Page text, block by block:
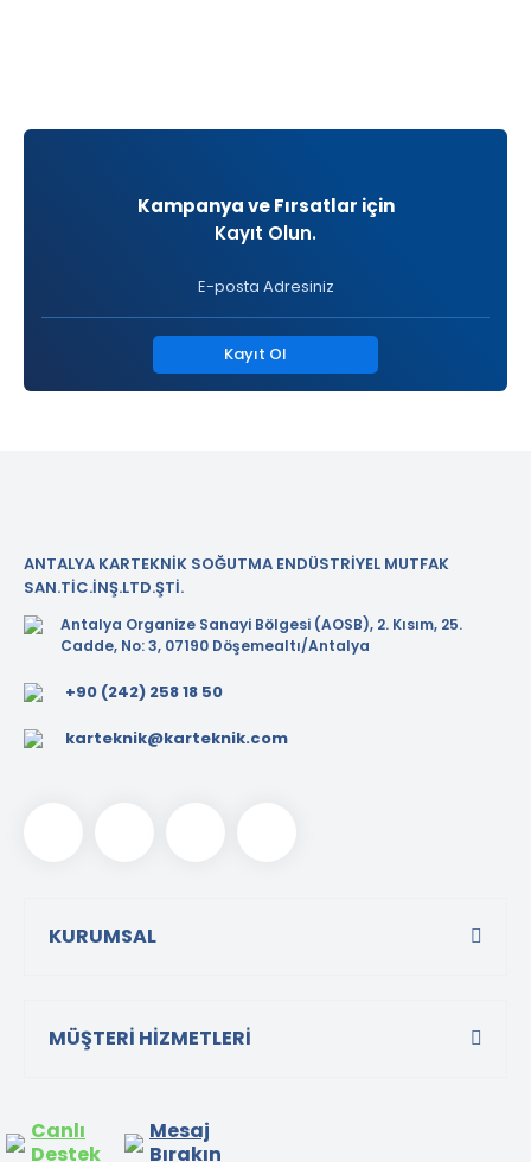
Kampanya ve Fırsatlar için
Kayıt Olun.
Kayıt Ol
ANTALYA KARTEKNİK SOĞUTMA ENDÜSTRİYEL MUTFAK
SAN.TİC.İNŞ.LTD.ŞTİ.
Antalya Organize Sanayi Bölgesi (AOSB), 2. Kısım, 25.
Cadde, No: 3, 07190 Döşemealtı/Antalya
+90 (242) 258 18 50
karteknik@karteknik.com
KURUMSAL
MÜŞTERİ HİZMETLERİ
Canlı
Destek
Mesaj
Bırakın